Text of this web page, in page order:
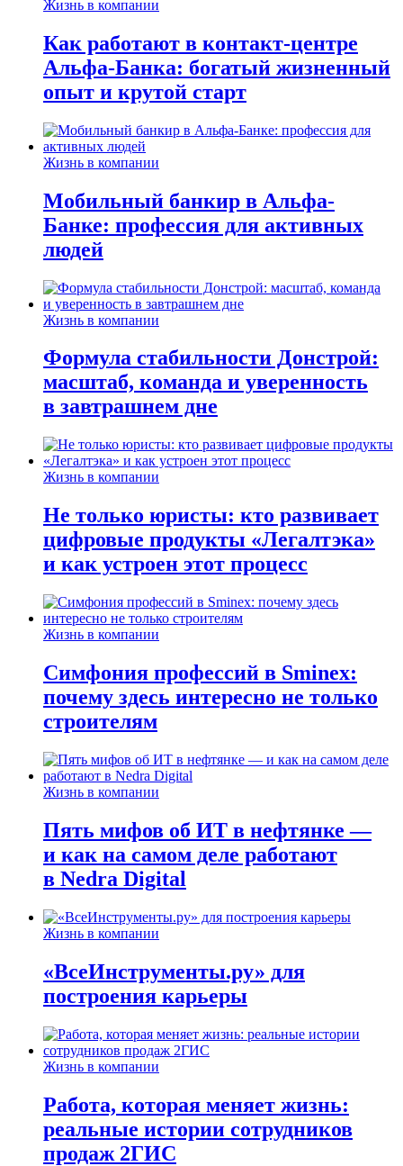
Жизнь в компании
Как работают в контакт-центре
Альфа-Банка: богатый жизненный
опыт и крутой старт
Жизнь в компании
Мобильный банкир в Альфа-
Банке: профессия для активных
людей
Жизнь в компании
Формула стабильности Донстрой:
масштаб, команда и уверенность
в завтрашнем дне
Жизнь в компании
Не только юристы: кто развивает
цифровые продукты «Легалтэка»
и как устроен этот процесс
Жизнь в компании
Симфония профессий в Sminex:
почему здесь интересно не только
строителям
Жизнь в компании
Пять мифов об ИТ в нефтянке —
и как на самом деле работают
в Nedra Digital
Жизнь в компании
«ВсеИнструменты.ру» для
построения карьеры
Жизнь в компании
Работа, которая меняет жизнь:
реальные истории сотрудников
продаж 2ГИС